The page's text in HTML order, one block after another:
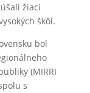
žiaci
škôl.
bol
(MIRRI
s